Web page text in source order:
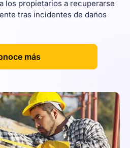
los propietarios a recuperarse
tras incidentes de daños
más]